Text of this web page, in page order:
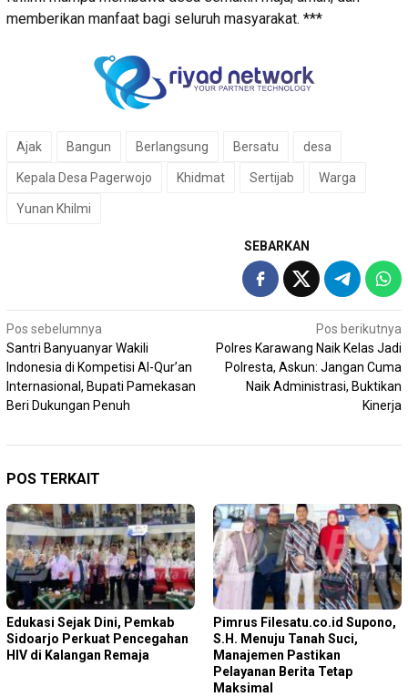
memberikan manfaat bagi seluruh masyarakat. ***
Ajak Bangun Berlangsung Bersatu desa
Kepala Desa Pagerwojo Khidmat Sertijab Warga
Yunan Khilmi
SEBARKAN
Navigasi
pos
Pos sebelumnya
Santri Banyuanyar Wakili
Indonesia di Kompetisi Al-Qur’an
Internasional, Bupati Pamekasan
Beri Dukungan Penuh
Pos berikutnya
Polres Karawang Naik Kelas Jadi
Polresta, Askun: Jangan Cuma
Naik Administrasi, Buktikan
Kinerja
POS TERKAIT
Edukasi Sejak Dini, Pemkab
Sidoarjo Perkuat Pencegahan
HIV di Kalangan Remaja
Pimrus Filesatu.co.id Supono,
S.H. Menuju Tanah Suci,
Manajemen Pastikan
Pelayanan Berita Tetap
Maksimal